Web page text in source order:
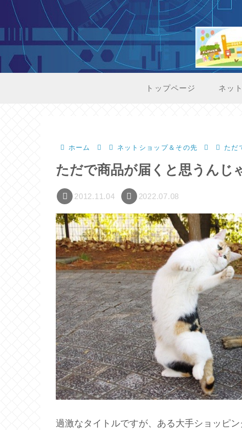
トップページ ネッ
ホーム ネットショップ＆その先 ただ
ただで商品が届くと思うんじ
2012.11.04 2022.07.08
過激なタイトルですが、ある大手ショッピ